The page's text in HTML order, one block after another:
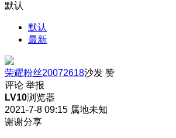
默认
默认
最新
荣耀粉丝20072618沙发 赞
评论 举报
LV10浏览器
2021-7-8 09:15 属地未知
谢谢分享